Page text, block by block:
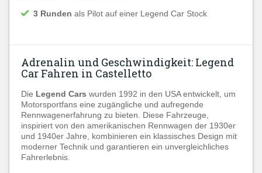
3 Runden als Pilot auf einer Legend Car Stock
Adrenalin und Geschwindigkeit: Legend
Car Fahren in Castelletto
Die Legend Cars wurden 1992 in den USA entwickelt, um
Motorsportfans eine zugängliche und aufregende
Rennwagenerfahrung zu bieten. Diese Fahrzeuge,
inspiriert von den amerikanischen Rennwagen der 1930er
und 1940er Jahre, kombinieren ein klassisches Design mit
moderner Technik und garantieren ein unvergleichliches
Fahrerlebnis.